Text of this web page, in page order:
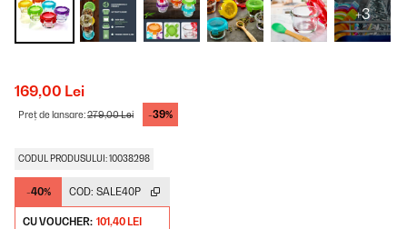
+3
169,00 Lei
Preț de lansare:279,00 Lei -39%
CODUL PRODUSULUI: 10038298
-40% COD: SALE40P
CU VOUCHER: 101,40 LEI